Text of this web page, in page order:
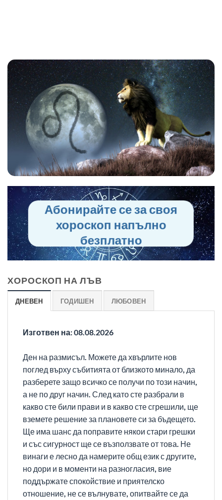
Абонирайте се за своя
хороскоп напълно
безплатно
ХОРОСКОП НА ЛЪВ
ДНЕВЕН ГОДИШЕН ЛЮБОВЕН
Изготвен на: 08.08.2026
Ден на размисъл. Можете да хвърлите нов
поглед върху събитията от близкото минало, да
разберете защо всичко се получи по този начин,
а не по друг начин. След като сте разбрали в
какво сте били прави и в какво сте сгрешили, ще
вземете решение за плановете си за бъдещето.
Ще има шанс да поправите някои стари грешки
и със сигурност ще се възползвате от това. Не
винаги е лесно да намерите общ език с другите,
но дори и в моменти на разногласия, вие
поддържате спокойствие и приятелско
отношение, не се вълнувате, опитвайте се да